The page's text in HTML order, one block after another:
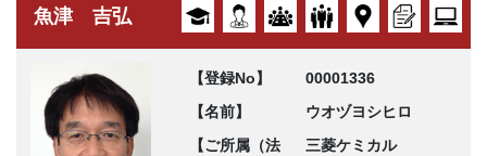
魚津 吉弘
【登録No】
00001336
【名前】
ウオヅヨシヒロ
【ご所属（法
三菱ケミカル